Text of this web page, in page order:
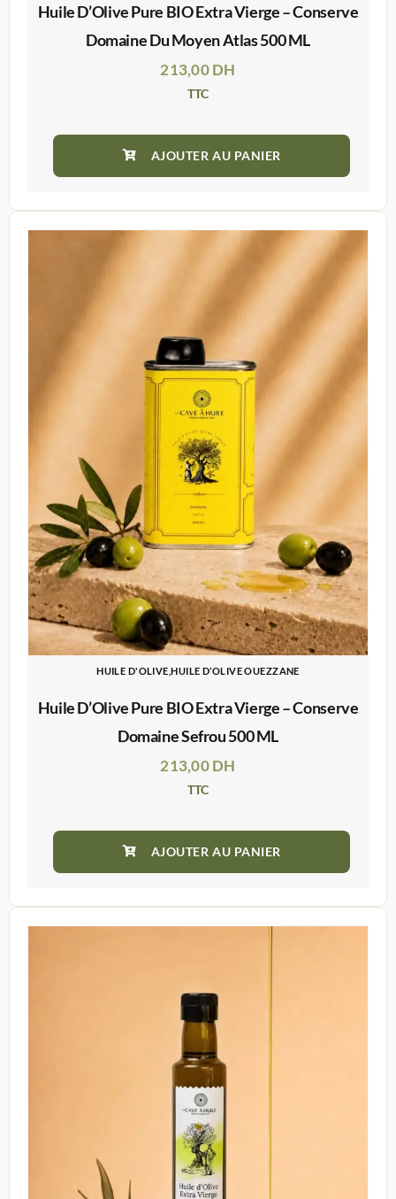
Huile D’Olive Pure BIO Extra Vierge – Conserve
Domaine Du Moyen Atlas 500 ML
213,00DH
TTC
HUILE D'OLIVE,HUILE D’OLIVE OUEZZANE
Huile D’Olive Pure BIO Extra Vierge – Conserve
Domaine Sefrou 500 ML
213,00DH
TTC